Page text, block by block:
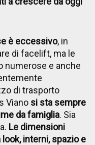
è eccessivo, in
di facelift, ma le
numerose e anche
di trasporto
Viano si sta sempre
da famiglia. Sia
Le dimensioni
interni, spazio e